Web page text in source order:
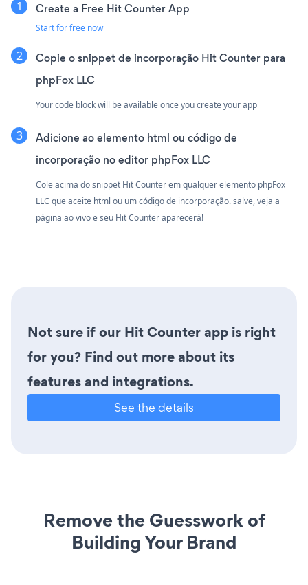
Create a Free Hit Counter App
Start for free now
Copie o snippet de incorporação Hit Counter para
phpFox LLC
Your code block will be available once you create your app
Adicione ao elemento html ou código de
incorporação no editor phpFox LLC
Cole acima do snippet Hit Counter em qualquer elemento phpFox
LLC que aceite html ou um código de incorporação. salve, veja a
página ao vivo e seu Hit Counter aparecerá!
Not sure if our Hit Counter app is right
for you? Find out more about its
features and integrations.
See the details
Remove the Guesswork of
Building Your Brand